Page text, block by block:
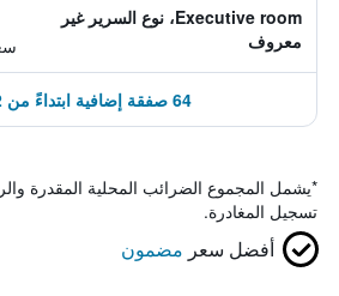
Executive room، نوع السرير غير
معروف
64 صفقة إضافية ابتداءً من 892 ﷼
*يشمل المجموع الضرائب المحلية المقدرة
تسجيل المغادرة.
أفضل سعر مضمون